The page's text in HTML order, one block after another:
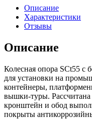
Описание
Характеристики
Отзывы
Описание
Колесная опора SCt55 с
для установки на
контейнеры,
вышки-туры. Рассчитана
кронштейн и обод
покрыты